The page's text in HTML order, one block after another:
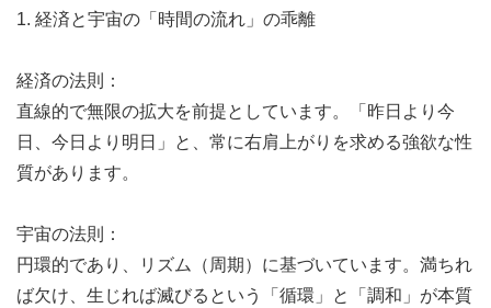
1. 経済と宇宙の「時間の流れ」の乖離
経済の法則：
直線的で無限の拡大を前提としています。「昨日より今
日、今日より明日」と、常に右肩上がりを求める強欲な性
質があります。
宇宙の法則：
円環的であり、リズム（周期）に基づいています。満ちれ
ば欠け、生じれば滅びるという「循環」と「調和」が本質